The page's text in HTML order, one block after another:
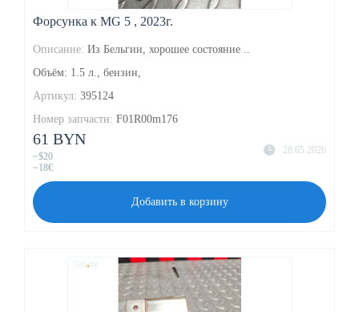
Форсунка к MG 5 , 2023г.
Описание: Из Бельгии, хорошее состояние ..
Объём: 1.5 л., бензин,
Артикул: 395124
Номер запчасти: F01R00m176
28.05.2026
61 BYN
~$20
~18€
Добавить в корзину